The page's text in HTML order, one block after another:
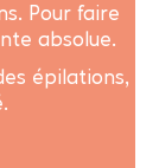
Pour faire
absolue.
épilations,